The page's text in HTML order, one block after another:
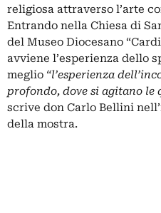
religiosa attraverso l’arte
Entrando nella Chiesa di
del Museo Diocesano
avviene l’esperienza dello
meglio “l’esperienza
profondo, dove si agitano le
scrive don Carlo Bellini
della mostra.